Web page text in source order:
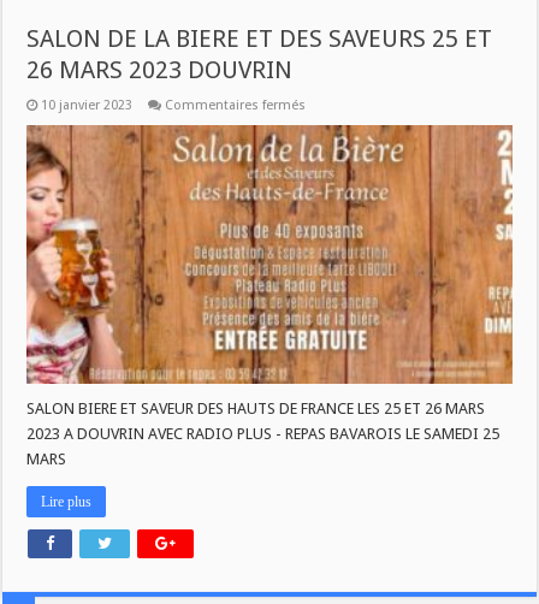
SALON DE LA BIERE ET DES SAVEURS 25 ET
26 MARS 2023 DOUVRIN
10 janvier 2023 Commentaires fermés
DE
LA
BIERE
ET
DES
SAVEURS
25
ET
26
MARS
2023
DOUVRIN
SALON BIERE ET SAVEUR DES HAUTS DE FRANCE LES 25 ET 26 MARS
2023 A DOUVRIN AVEC RADIO PLUS - REPAS BAVAROIS LE SAMEDI 25
MARS
Lire plus